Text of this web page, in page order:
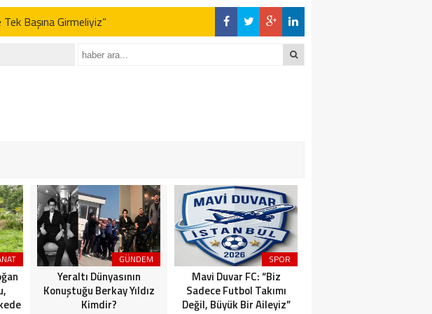
Başına Girmeliyiz”
Kararı: Gürsel Tekin’den Açıklamalar
ÇATI HAVUZLARI, DİĞER YANDA
Kararı: Gürsel Tekin’den Açıklamalar
ÇATI HAVUZLARI, DİĞER YANDA
GÜNDEM
Yeraltı Dünyasının
Konuştuğu Berkay Yıldız
Kimdir?
SPOR
Mavi Duvar FC: “Biz
Sadece Futbol Takımı
Değil, Büyük Bir Aileyiz”